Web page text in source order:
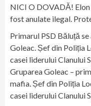
NICI O DOVADĂ!
fost anulate ilegal.
Primarul PSD Băluță
Goleac. Șef din Poliția
casei liderului Clanului
Gruparea Goleac –
mafia. Șef din Poliția
casei liderului Clanului